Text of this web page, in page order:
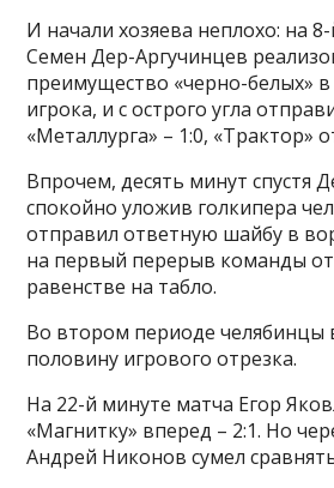
И начали хозяева неплохо: на
Семен Дер-Аргучинцев
преимущество «черно-белых»
игрока, и с острого угла
«Металлурга» – 1:0, «Трактор»
Впрочем, десять минут спустя
спокойно уложив голкипера
отправил ответную шайбу в
на первый перерыв команды
равенстве на табло.
Во втором периоде
половину игрового отрезка.
На 22-й минуте матча Егор
«Магнитку» вперед – 2:1. Но
Андрей Никонов сумел сравнять